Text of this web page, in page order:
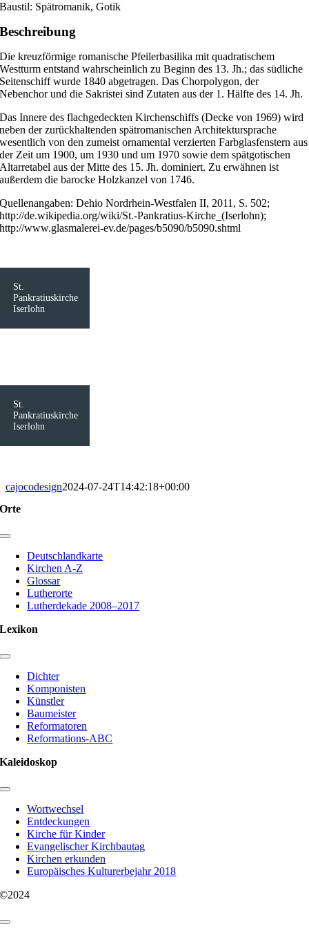
Baustil: Spätromanik, Gotik
Beschreibung
Die kreuzförmige romanische Pfeilerbasilika mit quadratischem
Westturm entstand wahrscheinlich zu Beginn des 13. Jh.; das südliche
Seitenschiff wurde 1840 abgetragen. Das Chorpolygon, der
Nebenchor und die Sakristei sind Zutaten aus der 1. Hälfte des 14. Jh.
Das Innere des flachgedeckten Kirchenschiffs (Decke von 1969) wird
neben der zurückhaltenden spätromanischen Architektursprache
wesentlich von den zumeist ornamental verzierten Farbglasfenstern aus
der Zeit um 1900, um 1930 und um 1970 sowie dem spätgotischen
Altarretabel aus der Mitte des 15. Jh. dominiert. Zu erwähnen ist
außerdem die barocke Holzkanzel von 1746.
Quellenangaben: Dehio Nordrhein-Westfalen II, 2011, S. 502;
http://de.wikipedia.org/wiki/St.-Pankratius-Kirche_(Iserlohn);
http://www.glasmalerei-ev.de/pages/b5090/b5090.shtml
St.
Pankratiuskirche
Iserlohn
St.
Pankratiuskirche
Iserlohn
cajocodesign2024-07-24T14:42:18+00:00
Orte
Toggle
NavigationDeutschlandkarte
Kirchen A-Z
Glossar
Lutherorte
Lutherdekade 2008–2017
Lexikon
Toggle
Navigation
Dichter
Komponisten
Künstler
Baumeister
Reformatoren
Reformations-ABC
Kaleidoskop
Toggle
NavigationWortwechsel
Entdeckungen
Kirche für Kinder
Evangelischer Kirchbautag
Kirchen erkunden
Europäisches Kulturerbejahr 2018
©2024
Toggle